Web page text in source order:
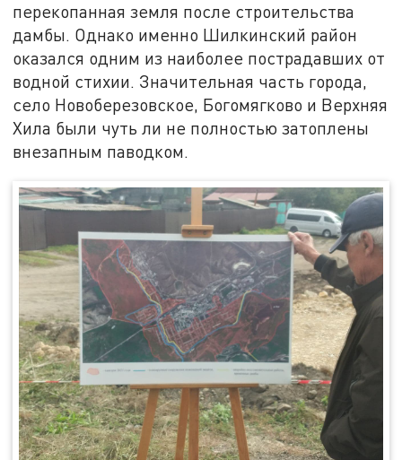
перекопанная земля после строительства
дамбы. Однако именно Шилкинский район
оказался одним из наиболее пострадавших от
водной стихии. Значительная часть города,
село Новоберезовское, Богомягково и Верхняя
Хила были чуть ли не полностью затоплены
внезапным паводком.